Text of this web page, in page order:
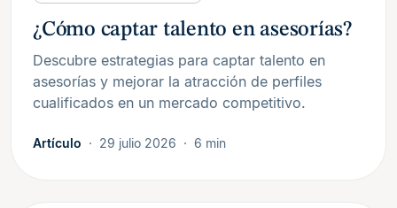
¿Cómo captar talento en asesorías?
Descubre estrategias para captar talento en
asesorías y mejorar la atracción de perfiles
cualificados en un mercado competitivo.
Artículo 29 julio 2026 6 min